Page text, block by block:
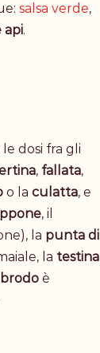
salsa verde,
api.
dosi fra gli
, fallata,
o la culatta, e
, il
la punta di
la testina
brodo è